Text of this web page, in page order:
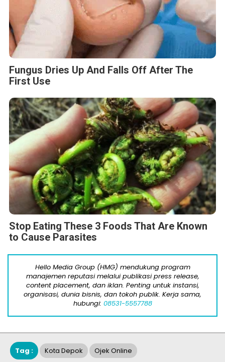
Fungus Dries Up And Falls Off After The
First Use
Stop Eating These 3 Foods That Are Known
to Cause Parasites
Hello Media Group (HMG) mendukung program
manajemen reputasi melalui publikasi press release,
content placement, dan iklan. Penting untuk instansi,
organisasi, dunia bisnis, dan tokoh publik. Kerja sama,
hubungi: 08531-5557788
Tag : Kota Depok Ojek Online